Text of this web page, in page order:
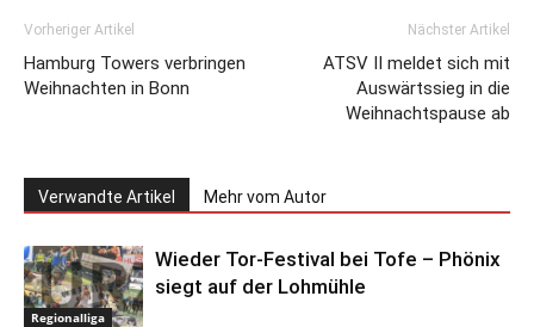
Vorheriger Artikel
Hamburg Towers verbringen
Weihnachten in Bonn
Nächster Artikel
ATSV II meldet sich mit
Auswärtssieg in die
Weihnachtspause ab
Verwandte Artikel Mehr vom Autor
Regionalliga
Wieder Tor-Festival bei Tofe – Phönix
siegt auf der Lohmühle